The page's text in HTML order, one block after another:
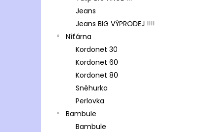
Jeans
Jeans BIG VÝPRODEJ !!!!
Níťárna
Kordonet 30
Kordonet 60
Kordonet 80
Sněhurka
Perlovka
Bambule
Bambule